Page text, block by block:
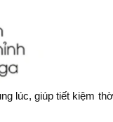
lúc, giúp tiết kiệm